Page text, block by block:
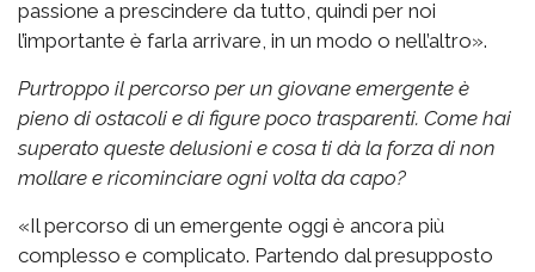
passione a prescindere da tutto, quindi per noi
l’importante è farla arrivare, in un modo o nell’altro».
Purtroppo il percorso per un giovane emergente è
pieno di ostacoli e di figure poco trasparenti. Come hai
superato queste delusioni e cosa ti dà la forza di non
mollare e ricominciare ogni volta da capo?
«Il percorso di un emergente oggi è ancora più
complesso e complicato. Partendo dal presupposto